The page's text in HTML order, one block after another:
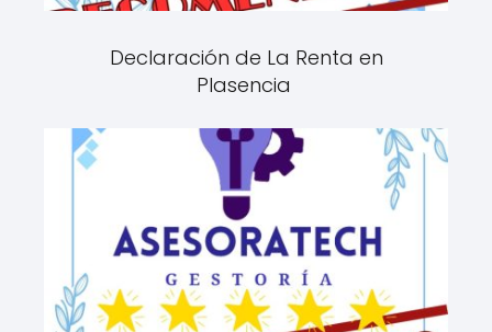
Declaración de La Renta en
Plasencia